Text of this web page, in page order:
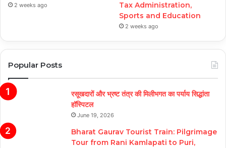
2 weeks ago
Tax Administration,
Sports and Education
2 weeks ago
Popular Posts
रसूखदारों और भ्रष्ट तंत्र की मिलीभगत का पर्याय सिद्धांता
हॉस्पिटल
June 19, 2026
Bharat Gaurav Tourist Train: Pilgrimage
Tour from Rani Kamlapati to Puri,